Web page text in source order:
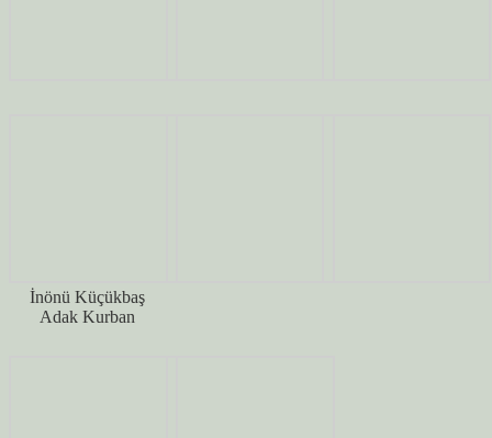
İnönü Küçükbaş
Adak Kurban